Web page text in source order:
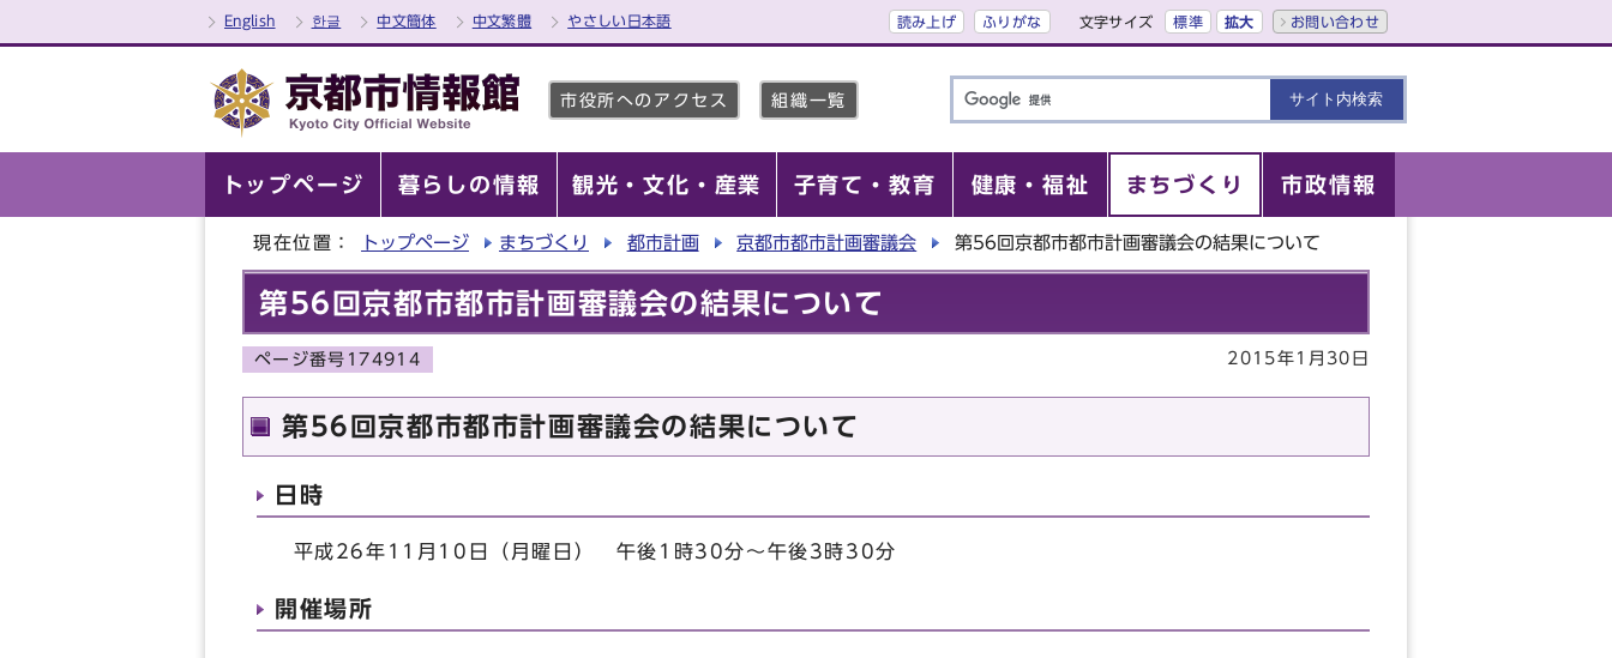
English 한글 中文簡体 中文繁體 やさしい日本語 読み上げ ふりがな 文字サイズ 標準 拡大 お問い合わせ
市役所へのアクセス 組織一覧
トップページ 暮らしの情報 観光・文化・産業 子育て・教育 健康・福祉 まちづくり 市政情報
現在位置： トップページ まちづくり 都市計画 京都市都市計画審議会 第56回京都市都市計画審議会の結果について
第56回京都市都市計画審議会の結果について
ページ番号174914 2015年1月30日
第56回京都市都市計画審議会の結果について
日時
平成26年11月10日（月曜日） 午後1時30分～午後3時30分
開催場所